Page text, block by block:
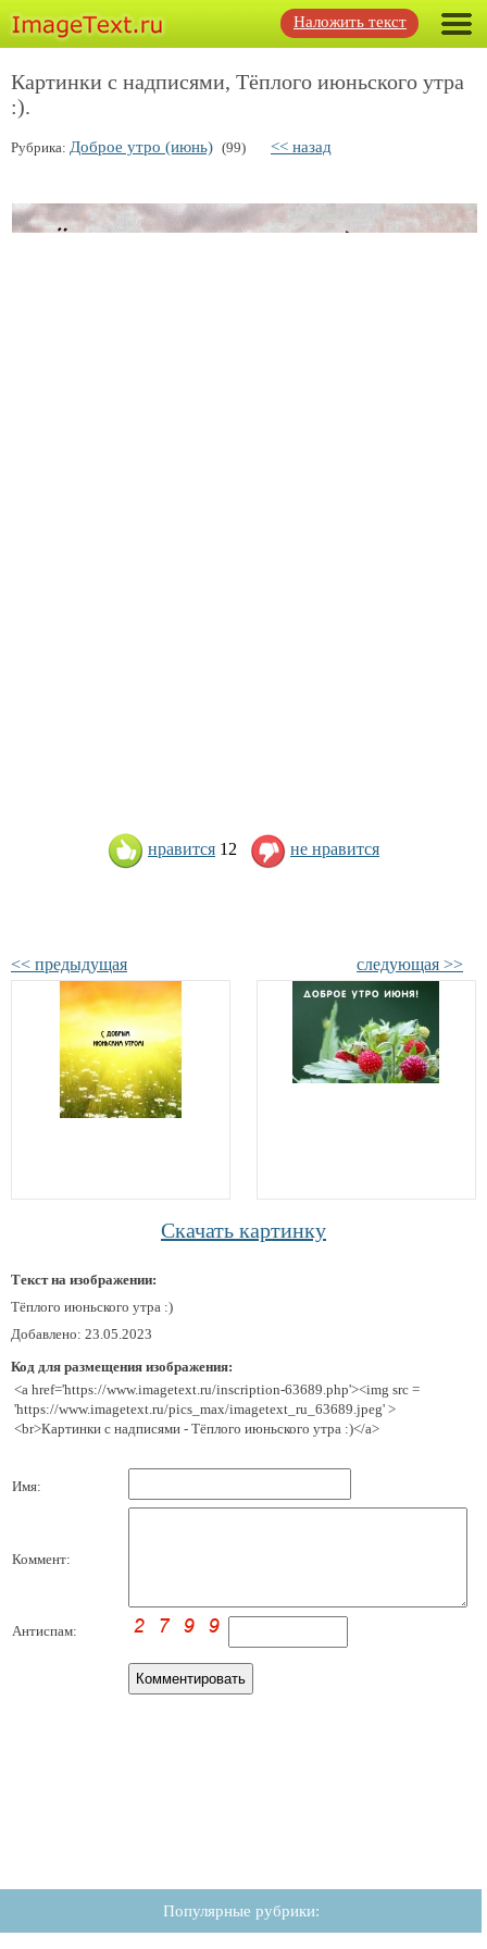
Наложить текст
Картинки с надписями, Тёплого июньского утра
:).
Рубрика: Доброе утро (июнь) (99) << назад
нравится 12 не нравится
<< предыдущая следующая >>
Скачать картинку
Текст на изображении:
Тёплого июньского утра :)
Добавлено: 23.05.2023
Код для размещения изображения:
<a href='https://www.imagetext.ru/inscription-63689.php'><img src =
'https://www.imagetext.ru/pics_max/imagetext_ru_63689.jpeg' >
<br>Картинки с надписями - Тёплого июньского утра :)</a>
Имя:
Коммент:
Антиспам:
Популярные рубрики: